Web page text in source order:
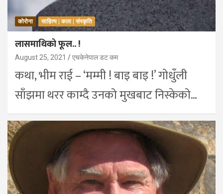
कोरोना साहित्य | कला | संस्कृति
लासमाथिको फूल.. !
August 25, 2021 एचकेनेपाल डट कम
कथा, भीम राई – ‘मम्मी ! बाइ बाइ !’ गोधुँली
साँझमा थरर काम्दै उनको मुखबाट निस्केको…